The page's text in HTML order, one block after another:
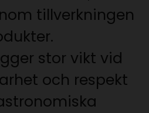
tillverkningen
stor vikt vid
och respekt